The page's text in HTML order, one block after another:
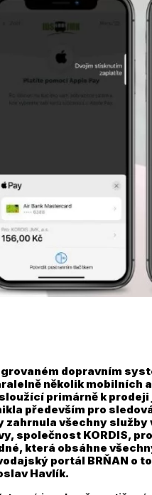
dopravním
několik mobilních
primárně k
především pro
všechny služby
společnost KORDIS,
která obsáhne
portál BRŇAN o
Havlík.